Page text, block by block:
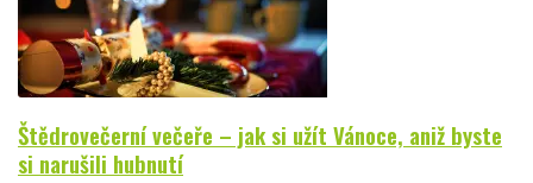
Štědrovečerní večeře – jak si užít Vánoce, aniž byste
si narušili hubnutí